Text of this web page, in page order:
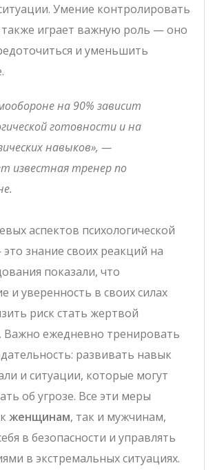
Умение контролировать
играет важную роль — оно
и уменьшить
на 90% зависит
готовности и на
навыков», —
известная тренер по
аспектов психологической
знание своих реакций на
показали, что
и уверенность в своих силах
риск стать жертвой
Важно ежедневно тренировать
развивать навык
и ситуации, которые могут
об угрозе. Все эти меры
женщинам, так и мужчинам,
в безопасности и управлять
в экстремальных ситуациях.